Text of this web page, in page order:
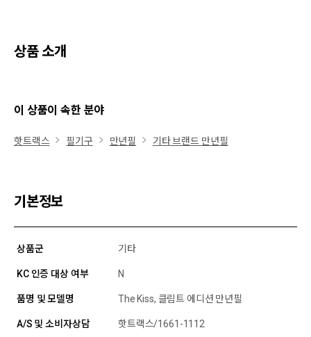
상품 소개
이 상품이 속한 분야
핫트랙스 필기구 만년필 기타 브랜드 만년필
기본정보
상품군 기타
KC 인증 대상 여부 N
품명 및 모델명 The Kiss, 클림트 에디션 만년필
A/S 및 소비자상담 핫트랙스/1661-1112